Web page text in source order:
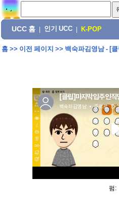
UCC 홈 인기 UCC K-POP
홈>> 이전 페이지 >> 백숙파김영남 - [
펌: